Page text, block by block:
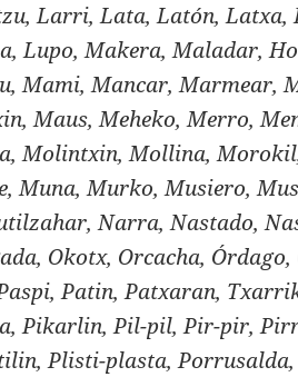
Larri, Lata, Latón, Latxa,
Lupo, Makera, Maladar,
Mami, Mancar, Marmear,
Maus, Meheko, Merro,
Molintxin, Mollina,
Muna, Murko, Musiero,
Narra, Nastado,
Okotx, Orcacha, Órdago,
Patin, Patxaran,
Pikarlin, Pil-pil, Pir-pir,
Plisti-plasta, Porrusalda,